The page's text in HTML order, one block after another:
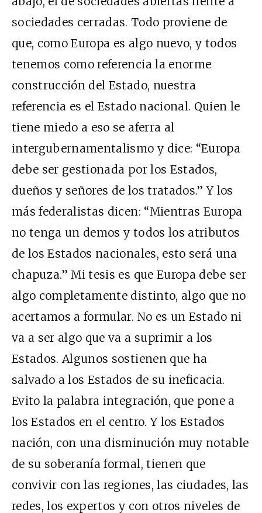
sociedades cerradas. Todo proviene de
que, como Europa es algo nuevo, y todos
tenemos como referencia la enorme
construcción del Estado, nuestra
referencia es el Estado nacional. Quien le
tiene miedo a eso se aferra al
intergubernamentalismo y dice: “Europa
debe ser gestionada por los Estados,
dueños y señores de los tratados.” Y los
más federalistas dicen: “Mientras Europa
no tenga un demos y todos los atributos
de los Estados nacionales, esto será una
chapuza.” Mi tesis es que Europa debe ser
algo completamente distinto, algo que no
acertamos a formular. No es un Estado ni
va a ser algo que va a suprimir a los
Estados. Algunos sostienen que ha
salvado a los Estados de su ineficacia.
Evito la palabra integración, que pone a
los Estados en el centro. Y los Estados
nación, con una disminución muy notable
de su soberanía formal, tienen que
convivir con las regiones, las ciudades, las
redes, los expertos y con otros niveles de